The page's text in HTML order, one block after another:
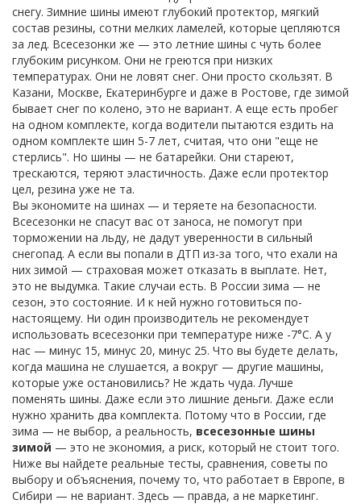
снегу. Зимние шины имеют глубокий протектор, мягкий
состав резины, сотни мелких ламелей, которые цепляются
за лед. Всесезонки же — это летние шины с чуть более
глубоким рисунком. Они не греются при низких
температурах. Они не ловят снег. Они просто скользят. В
Казани, Москве, Екатеринбурге и даже в Ростове, где зимой
бывает снег по колено, это не вариант. А еще есть пробег
на одном комплекте, когда водители пытаются ездить на
одном комплекте шин 5-7 лет, считая, что они "еще не
стерлись". Но шины — не батарейки. Они стареют,
трескаются, теряют эластичность. Даже если протектор
цел, резина уже не та.
Вы экономите на шинах — и теряете на безопасности.
Всесезонки не спасут вас от заноса, не помогут при
торможении на льду, не дадут уверенности в сильный
снегопад. А если вы попали в ДТП из-за того, что ехали на
них зимой — страховая может отказать в выплате. Нет,
это не выдумка. Такие случаи есть. В России зима — не
сезон, это состояние. И к ней нужно готовиться по-
настоящему. Ни один производитель не рекомендует
использовать всесезонки при температуре ниже -7°C. А у
нас — минус 15, минус 20, минус 25. Что вы будете делать,
когда машина не слушается, а вокруг — другие машины,
которые уже остановились? Не ждать чуда. Лучше
поменять шины. Даже если это лишние деньги. Даже если
нужно хранить два комплекта. Потому что в России, где
зима — не выбор, а реальность, всесезонные шины
зимой — это не экономия, а риск, который не стоит того.
Ниже вы найдете реальные тесты, сравнения, советы по
выбору и объяснения, почему то, что работает в Европе, в
Сибири — не вариант. Здесь — правда, а не маркетинг.